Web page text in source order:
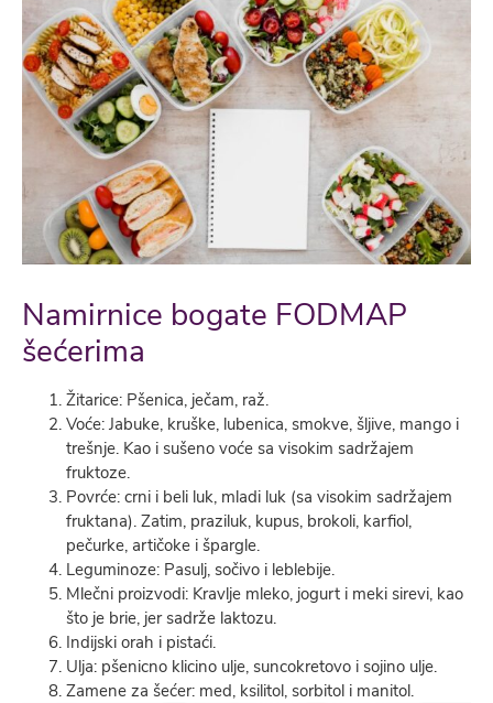
Namirnice bogate FODMAP
šećerima
Žitarice: Pšenica, ječam, raž.
Voće: Jabuke, kruške, lubenica, smokve, šljive, mango i
trešnje. Kao i sušeno voće sa visokim sadržajem
fruktoze.
Povrće: crni i beli luk, mladi luk (sa visokim sadržajem
fruktana). Zatim, praziluk, kupus, brokoli, karfiol,
pečurke, artičoke i špargle.
Leguminoze: Pasulj, sočivo i leblebije.
Mlečni proizvodi: Kravlje mleko, jogurt i meki sirevi, kao
što je brie, jer sadrže laktozu.
Indijski orah i pistaći.
Ulja: pšenicno klicino ulje, suncokretovo i sojino ulje.
Zamene za šećer: med, ksilitol, sorbitol i manitol.